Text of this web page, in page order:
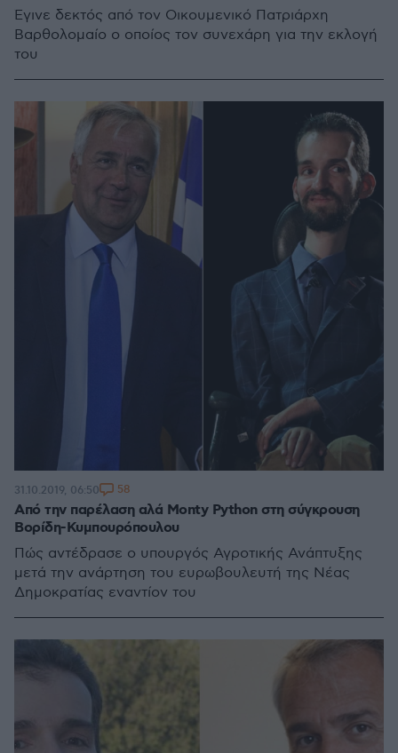
Έγινε δεκτός από τον Οικουμενικό Πατριάρχη
Βαρθολομαίο ο οποίος τον συνεχάρη για την εκλογή
του
Από την παρέλαση αλά Monty Python στη σύγκρουση
Βορίδη-Κυμπουρόπουλου
Πώς αντέδρασε ο υπουργός Αγροτικής Ανάπτυξης
μετά την ανάρτηση του ευρωβουλευτή της Νέας
Δημοκρατίας εναντίον του
31.10.2019, 06:50 58